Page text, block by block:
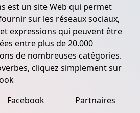
est un site Web qui permet
sur les réseaux sociaux,
expressions qui peuvent être
entre plus de 20.000
de nombreuses catégories.
cliquez simplement sur
Facebook
Partnaires